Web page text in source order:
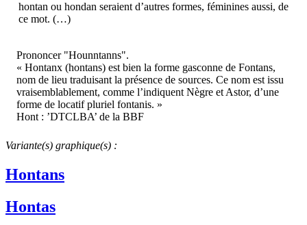
hontan ou hondan seraient d’autres formes, féminines aussi, de
ce mot. (…)
Prononcer "Hounntanns".
« Hontanx (hontans) est bien la forme gasconne de Fontans,
nom de lieu traduisant la présence de sources. Ce nom est issu
vraisemblablement, comme l’indiquent Nègre et Astor, d’une
forme de locatif pluriel fontanis. »
Hont : ’DTCLBA’ de la BBF
Variante(s) graphique(s) :
Hontans
Hontas